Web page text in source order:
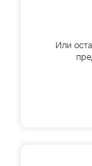
Или